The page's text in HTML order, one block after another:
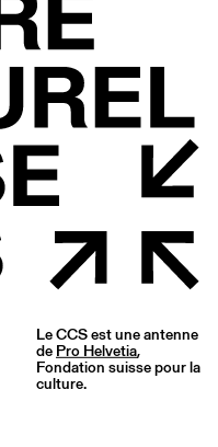
Le CCS est une antenne
de Pro Helvetia,
Fondation suisse pour la
culture.